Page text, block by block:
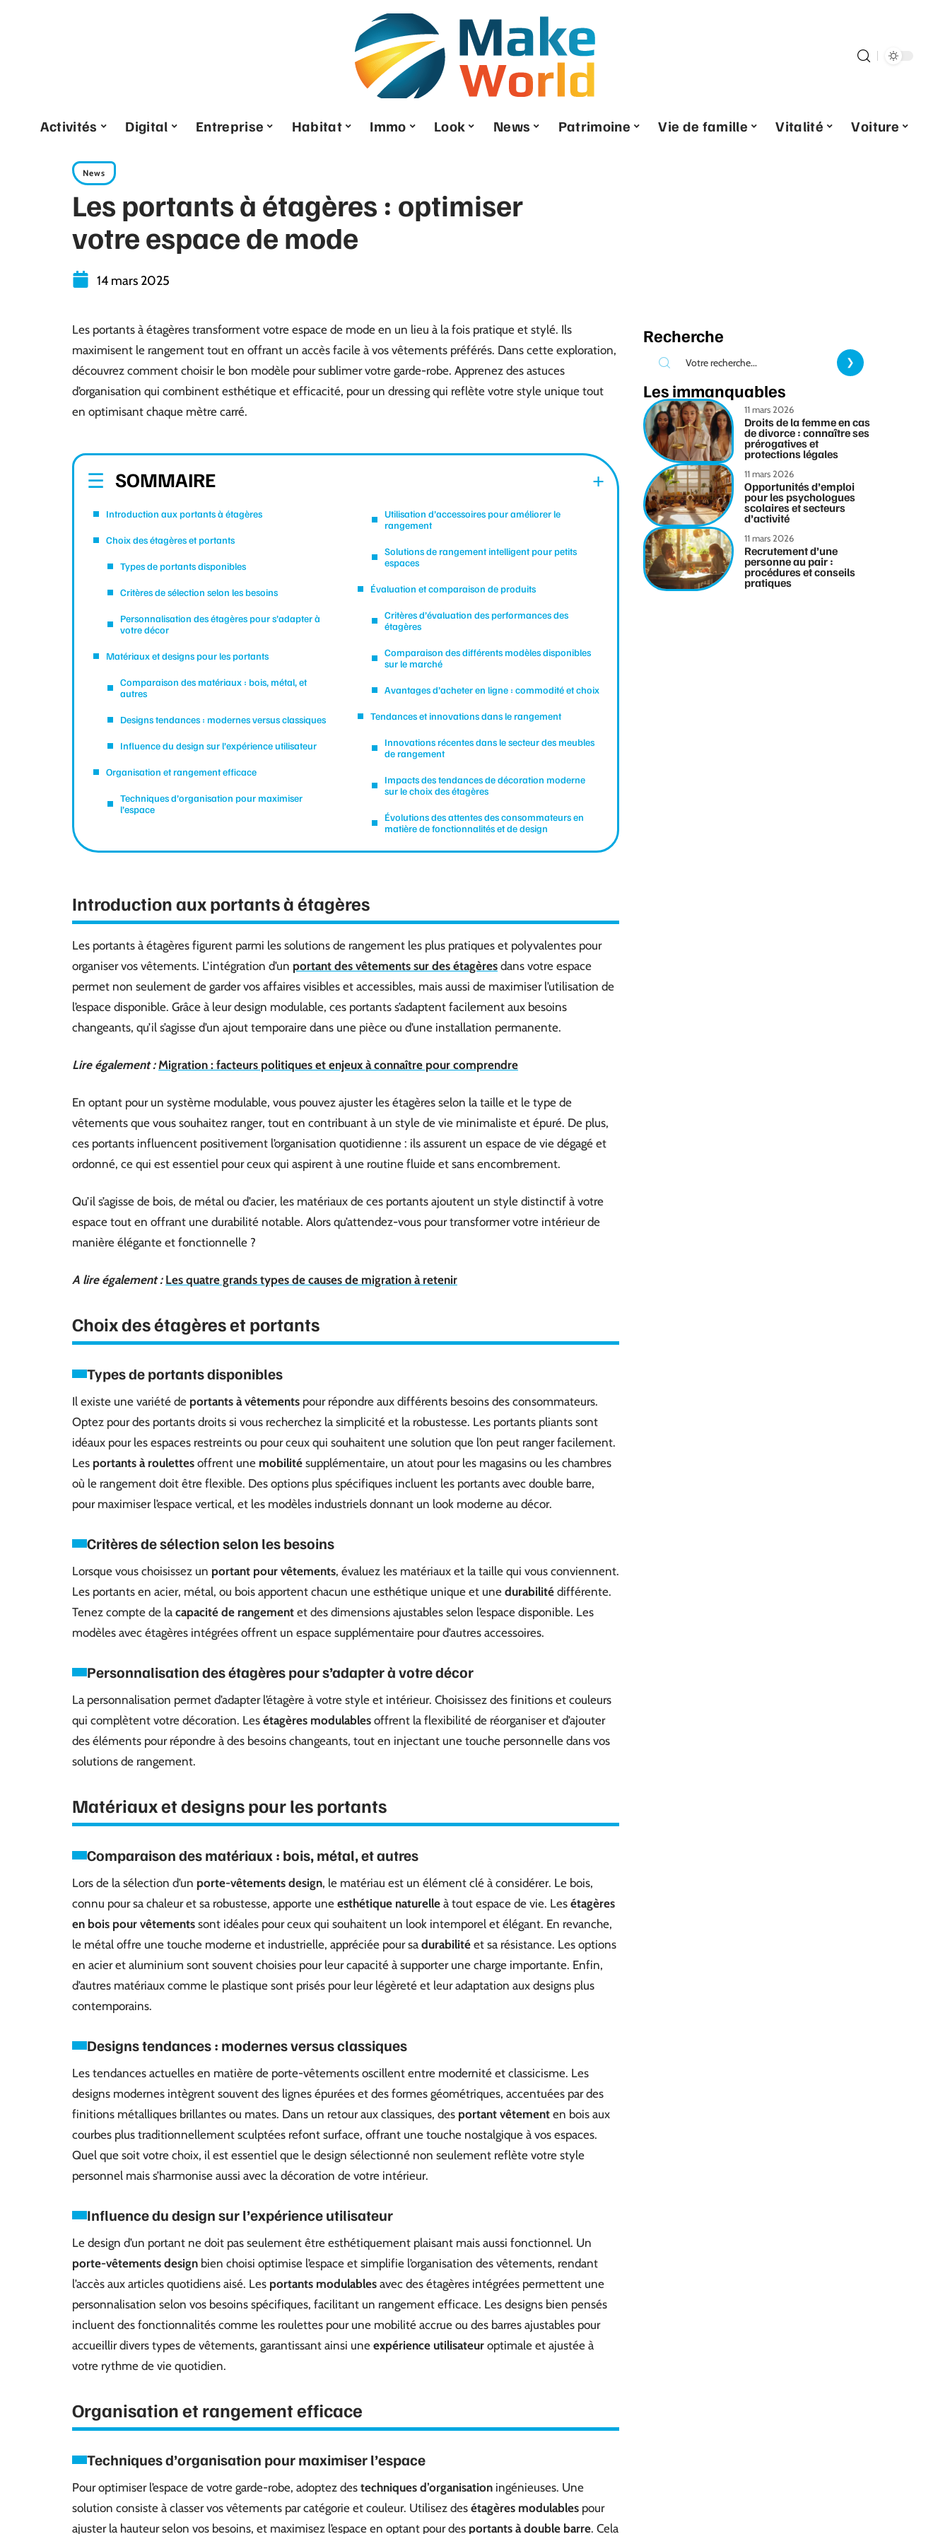
Activités Digital Entreprise Habitat Immo Look News Patrimoine Vie de famille Vitalité Voiture
News
Les portants à étagères : optimiser
votre espace de mode
14 mars 2025
Les portants à étagères transforment votre espace de mode en un lieu à la fois pratique et stylé. Ils
maximisent le rangement tout en offrant un accès facile à vos vêtements préférés. Dans cette exploration,
découvrez comment choisir le bon modèle pour sublimer votre garde-robe. Apprenez des astuces
d’organisation qui combinent esthétique et efficacité, pour un dressing qui reflète votre style unique tout
en optimisant chaque mètre carré.
SOMMAIRE
Introduction aux portants à étagères
Choix des étagères et portants
Types de portants disponibles
Critères de sélection selon les besoins
Personnalisation des étagères pour s’adapter à
votre décor
Matériaux et designs pour les portants
Comparaison des matériaux : bois, métal, et
autres
Designs tendances : modernes versus classiques
Influence du design sur l’expérience utilisateur
Organisation et rangement efficace
Techniques d’organisation pour maximiser
l’espace
Utilisation d’accessoires pour améliorer le
rangement
Solutions de rangement intelligent pour petits
espaces
Évaluation et comparaison de produits
Critères d’évaluation des performances des
étagères
Comparaison des différents modèles disponibles
sur le marché
Avantages d’acheter en ligne : commodité et choix
Tendances et innovations dans le rangement
Innovations récentes dans le secteur des meubles
de rangement
Impacts des tendances de décoration moderne
sur le choix des étagères
Évolutions des attentes des consommateurs en
matière de fonctionnalités et de design
Introduction aux portants à étagères
Les portants à étagères figurent parmi les solutions de rangement les plus pratiques et polyvalentes pour
organiser vos vêtements. L’intégration d’un portant des vêtements sur des étagères dans votre espace
permet non seulement de garder vos affaires visibles et accessibles, mais aussi de maximiser l’utilisation de
l’espace disponible. Grâce à leur design modulable, ces portants s’adaptent facilement aux besoins
changeants, qu’il s’agisse d’un ajout temporaire dans une pièce ou d’une installation permanente.
Lire également : Migration : facteurs politiques et enjeux à connaître pour comprendre
En optant pour un système modulable, vous pouvez ajuster les étagères selon la taille et le type de
vêtements que vous souhaitez ranger, tout en contribuant à un style de vie minimaliste et épuré. De plus,
ces portants influencent positivement l’organisation quotidienne : ils assurent un espace de vie dégagé et
ordonné, ce qui est essentiel pour ceux qui aspirent à une routine fluide et sans encombrement.
Qu’il s’agisse de bois, de métal ou d’acier, les matériaux de ces portants ajoutent un style distinctif à votre
espace tout en offrant une durabilité notable. Alors qu’attendez-vous pour transformer votre intérieur de
manière élégante et fonctionnelle ?
A lire également : Les quatre grands types de causes de migration à retenir
Choix des étagères et portants
Types de portants disponibles
Il existe une variété de portants à vêtements pour répondre aux différents besoins des consommateurs.
Optez pour des portants droits si vous recherchez la simplicité et la robustesse. Les portants pliants sont
idéaux pour les espaces restreints ou pour ceux qui souhaitent une solution que l’on peut ranger facilement.
Les portants à roulettes offrent une mobilité supplémentaire, un atout pour les magasins ou les chambres
où le rangement doit être flexible. Des options plus spécifiques incluent les portants avec double barre,
pour maximiser l’espace vertical, et les modèles industriels donnant un look moderne au décor.
Critères de sélection selon les besoins
Lorsque vous choisissez un portant pour vêtements, évaluez les matériaux et la taille qui vous conviennent.
Les portants en acier, métal, ou bois apportent chacun une esthétique unique et une durabilité différente.
Tenez compte de la capacité de rangement et des dimensions ajustables selon l’espace disponible. Les
modèles avec étagères intégrées offrent un espace supplémentaire pour d’autres accessoires.
Personnalisation des étagères pour s’adapter à votre décor
La personnalisation permet d’adapter l’étagère à votre style et intérieur. Choisissez des finitions et couleurs
qui complètent votre décoration. Les étagères modulables offrent la flexibilité de réorganiser et d’ajouter
des éléments pour répondre à des besoins changeants, tout en injectant une touche personnelle dans vos
solutions de rangement.
Matériaux et designs pour les portants
Comparaison des matériaux : bois, métal, et autres
Lors de la sélection d’un porte-vêtements design, le matériau est un élément clé à considérer. Le bois,
connu pour sa chaleur et sa robustesse, apporte une esthétique naturelle à tout espace de vie. Les étagères
en bois pour vêtements sont idéales pour ceux qui souhaitent un look intemporel et élégant. En revanche,
le métal offre une touche moderne et industrielle, appréciée pour sa durabilité et sa résistance. Les options
en acier et aluminium sont souvent choisies pour leur capacité à supporter une charge importante. Enfin,
d’autres matériaux comme le plastique sont prisés pour leur légèreté et leur adaptation aux designs plus
contemporains.
Designs tendances : modernes versus classiques
Les tendances actuelles en matière de porte-vêtements oscillent entre modernité et classicisme. Les
designs modernes intègrent souvent des lignes épurées et des formes géométriques, accentuées par des
finitions métalliques brillantes ou mates. Dans un retour aux classiques, des portant vêtement en bois aux
courbes plus traditionnellement sculptées refont surface, offrant une touche nostalgique à vos espaces.
Quel que soit votre choix, il est essentiel que le design sélectionné non seulement reflète votre style
personnel mais s’harmonise aussi avec la décoration de votre intérieur.
Influence du design sur l’expérience utilisateur
Le design d’un portant ne doit pas seulement être esthétiquement plaisant mais aussi fonctionnel. Un
porte-vêtements design bien choisi optimise l’espace et simplifie l’organisation des vêtements, rendant
l’accès aux articles quotidiens aisé. Les portants modulables avec des étagères intégrées permettent une
personnalisation selon vos besoins spécifiques, facilitant un rangement efficace. Les designs bien pensés
incluent des fonctionnalités comme les roulettes pour une mobilité accrue ou des barres ajustables pour
accueillir divers types de vêtements, garantissant ainsi une expérience utilisateur optimale et ajustée à
votre rythme de vie quotidien.
Organisation et rangement efficace
Techniques d’organisation pour maximiser l’espace
Pour optimiser l’espace de votre garde-robe, adoptez des techniques d’organisation ingénieuses. Une
solution consiste à classer vos vêtements par catégorie et couleur. Utilisez des étagères modulables pour
ajuster la hauteur selon vos besoins, et maximisez l’espace en optant pour des portants à double barre. Cela
Recherche
Les immanquables
11 mars 2026
Droits de la femme en cas
de divorce : connaître ses
prérogatives et
protections légales
11 mars 2026
Opportunités d’emploi
pour les psychologues
scolaires et secteurs
d’activité
11 mars 2026
Recrutement d’une
personne au pair :
procédures et conseils
pratiques